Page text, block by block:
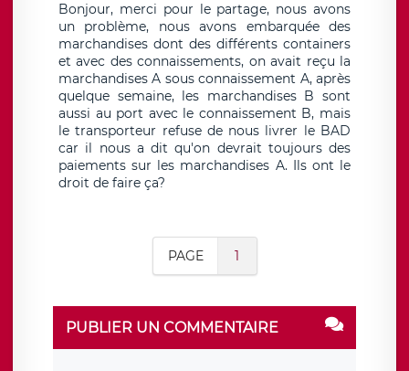
Bonjour, merci pour le partage, nous avons
un problème, nous avons embarquée des
marchandises dont des différents containers
et avec des connaissements, on avait reçu la
marchandises A sous connaissement A, après
quelque semaine, les marchandises B sont
aussi au port avec le connaissement B, mais
le transporteur refuse de nous livrer le BAD
car il nous a dit qu'on devrait toujours des
paiements sur les marchandises A. Ils ont le
droit de faire ça?
PAGE 1
PUBLIER UN COMMENTAIRE